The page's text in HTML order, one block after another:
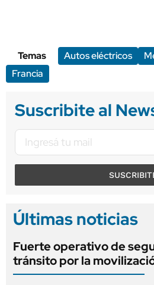
Temas Autos eléctricos
Francia
Suscribite al
Últimas noticias
Fuerte operativo de
tránsito por la